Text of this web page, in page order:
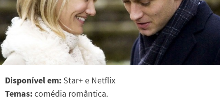
Disponível em: Star+ e Netflix
Temas:comédia romântica.